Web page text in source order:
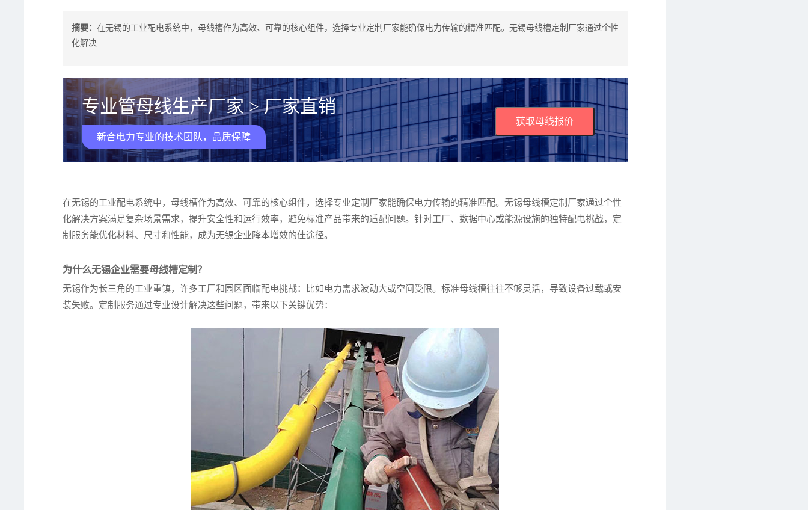
摘要：在无锡的工业配电系统中，母线槽作为高效、可靠的核心组件，选择专业定制厂家能确保电力传输的精准匹配。无锡母线槽定制厂家通过个性
化解决
专业管母线生产厂家 > 厂家直销
新合电力专业的技术团队，品质保障
获取母线报价
在无锡的工业配电系统中，母线槽作为高效、可靠的核心组件，选择专业定制厂家能确保电力传输的精准匹配。无锡母线槽定制厂家通过个性
化解决方案满足复杂场景需求，提升安全性和运行效率，避免标准产品带来的适配问题。针对工厂、数据中心或能源设施的独特配电挑战，定
制服务能优化材料、尺寸和性能，成为无锡企业降本增效的佳途径。
为什么无锡企业需要母线槽定制？
无锡作为长三角的工业重镇，许多工厂和园区面临配电挑战：比如电力需求波动大或空间受限。标准母线槽往往不够灵活，导致设备过载或安
装失败。定制服务通过专业设计解决这些问题，带来以下关键优势：